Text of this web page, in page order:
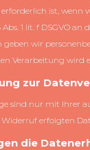
ist, wenn
1 lit. f DSGVO
wir
Verarbeitung wird
zur
sind nur mit Ihrer
erfolgten
die